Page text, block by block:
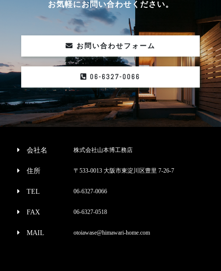
お気軽にお問い合わせください。
お問い合わせフォーム
06-6327-0066
会社名 株式会社山本博工務店
住所 〒533-0013 大阪市東淀川区豊里 7-26-7
TEL 06-6327-0066
FAX 06-6327-0518
MAIL otoiawase@himawari-home.com